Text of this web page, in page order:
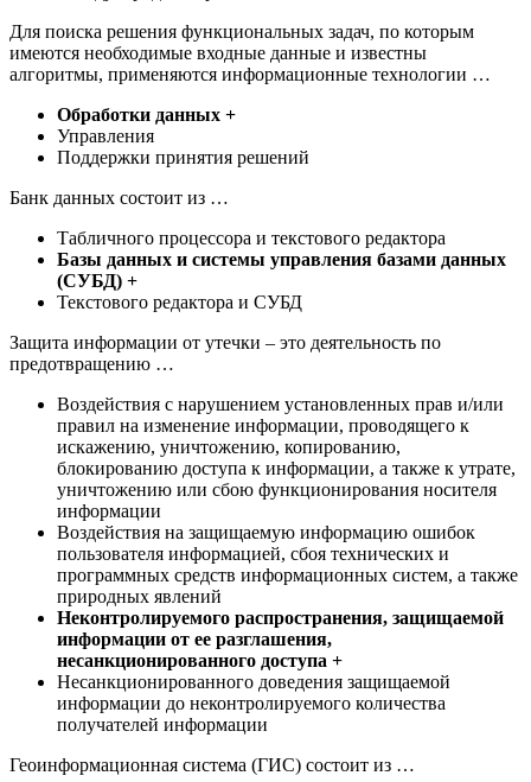
Для поиска решения функциональных задач, по которым
имеются необходимые входные данные и известны
алгоритмы, применяются информационные технологии …
Обработки данных +
Управления
Поддержки принятия решений
Банк данных состоит из …
Табличного процессора и текстового редактора
Базы данных и системы управления базами данных
(СУБД) +
Текстового редактора и СУБД
Защита информации от утечки – это деятельность по
предотвращению …
Воздействия с нарушением установленных прав и/или
правил на изменение информации, проводящего к
искажению, уничтожению, копированию,
блокированию доступа к информации, а также к утрате,
уничтожению или сбою функционирования носителя
информации
Воздействия на защищаемую информацию ошибок
пользователя информацией, сбоя технических и
программных средств информационных систем, а также
природных явлений
Неконтролируемого распространения, защищаемой
информации от ее разглашения,
несанкционированного доступа +
Несанкционированного доведения защищаемой
информации до неконтролируемого количества
получателей информации
Геоинформационная система (ГИС) состоит из …